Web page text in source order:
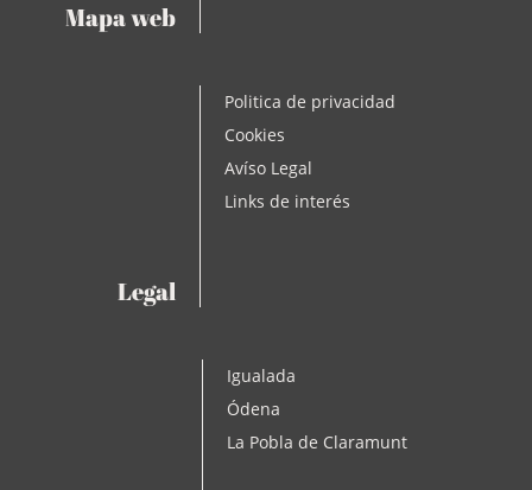
Mapa web
Legal
Politica de privacidad
Cookies
Avíso Legal
Links de interés
Igualada
Ódena
La Pobla de Claramunt